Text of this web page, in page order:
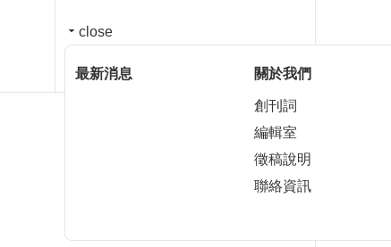
close
最新消息 關於我們
創刊詞
編輯室
徵稿說明
聯絡資訊